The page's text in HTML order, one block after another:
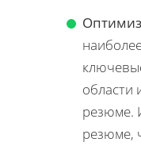
области
резюме.
резюме,